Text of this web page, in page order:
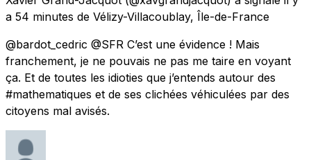
a 54 minutes de Vélizy-Villacoublay, Île-de-France
@bardot_cedric @SFR C’est une évidence ! Mais
franchement, je ne pouvais ne pas me taire en voyant
ça. Et de toutes les idioties que j’entends autour des
#mathematiques et de ses clichées véhiculées par des
citoyens mal avisés.